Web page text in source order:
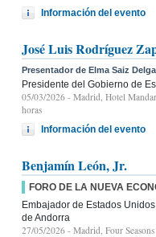
Información del evento
José Luis Rodríguez
Presentador de Elma Saiz
Presidente del Gobierno de
05/03/2026 - Madrid, Hotel
horas
Información del evento
Benjamín León, Jr.
FORO DE LA NUEVA
Embajador de Estados
de Andorra
27/05/2026 - Madrid, Four